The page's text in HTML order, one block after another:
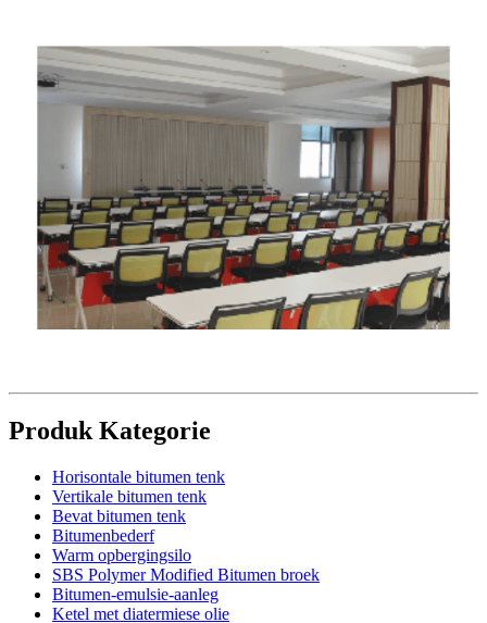
Produk Kategorie
Horisontale bitumen tenk
Vertikale bitumen tenk
Bevat bitumen tenk
Bitumenbederf
Warm opbergingsilo
SBS Polymer Modified Bitumen broek
Bitumen-emulsie-aanleg
Ketel met diatermiese olie